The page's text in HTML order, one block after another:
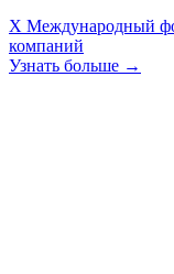
X Международный
компаний
Узнать больше →